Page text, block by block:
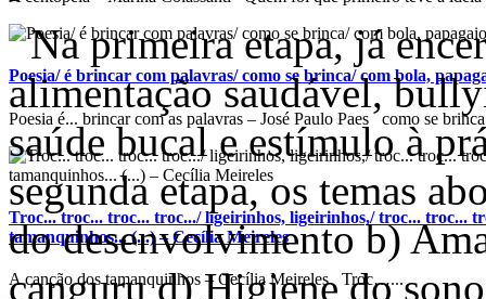
Poesia/ é brincar com palavras/ como se brinca/ com bola,
Poesia é... brincar com as palavras – José Paulo Paes como se
Troc... troc... troc... troc.../ ligeirinhos, ligeirinhos,/ troc... troc...
tamanquinhos... (...) – Cecília Meireles
A canção dos tamanquinhos – Cecília Meireles Troc…...
Na primeira etapa, já
alimentação saudável,
saúde bucal e estímulo à
segunda etapa, os temas
do desenvolvimento b)
canguru d) Higiene do